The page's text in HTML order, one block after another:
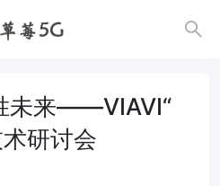
未来——VIAVI“
研讨会